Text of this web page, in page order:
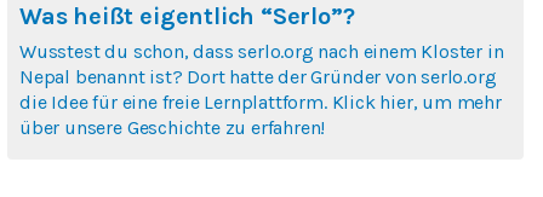
Was heißt eigentlich “Serlo”?
Wusstest du schon, dass serlo.org nach einem Kloster in
Nepal benannt ist? Dort hatte der Gründer von serlo.org
die Idee für eine freie Lernplattform. Klick hier, um mehr
über unsere Geschichte zu erfahren!